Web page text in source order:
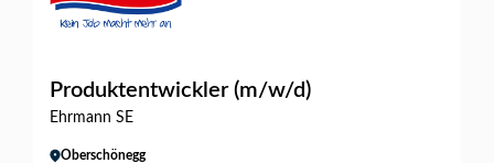
Produktentwickler (m/w/d)
Ehrmann SE
Oberschönegg